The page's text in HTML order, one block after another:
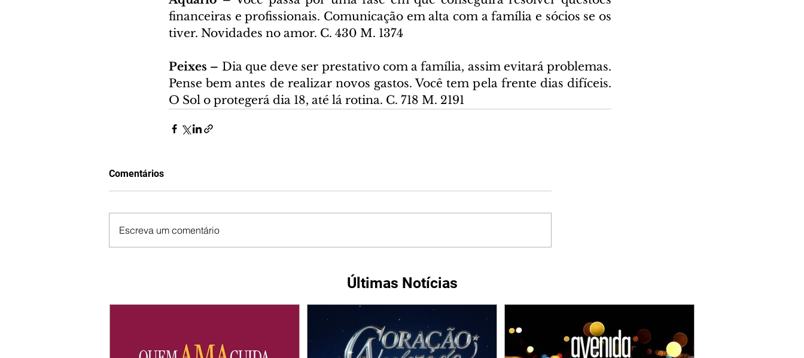
financeiras e profissionais. Comunicação em alta com a família e sócios se os
tiver. Novidades no amor. C. 430 M. 1374
Peixes – Dia que deve ser prestativo com a família, assim evitará problemas.
Pense bem antes de realizar novos gastos. Você tem pela frente dias difíceis.
O Sol o protegerá dia 18, até lá rotina. C. 718 M. 2191
Comentários
Escreva um comentário
Últimas Notícias